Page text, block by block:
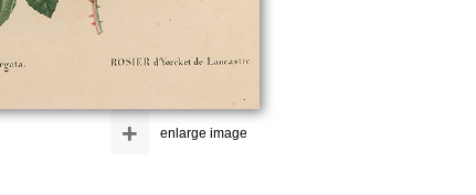
enlarge image
+